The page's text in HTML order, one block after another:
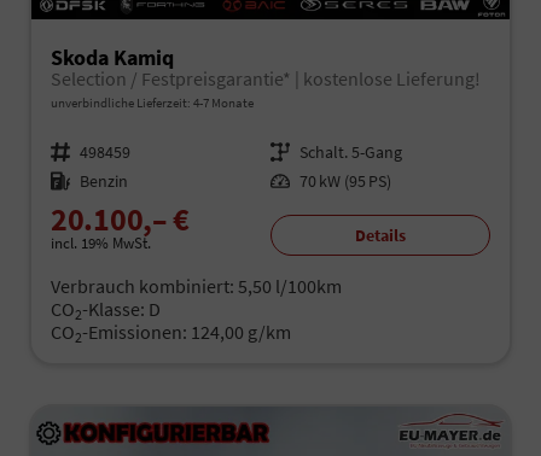
Skoda Kamiq
Selection / Festpreisgarantie* | kostenlose Lieferung!
unverbindliche Lieferzeit: 4-7 Monate
Fahrzeugnr. 498459 Getriebe Schalt. 5-Gang
Kraftstoff Benzin Leistung 70 kW (95 PS)
20.100,– €
incl. 19% MwSt. Details
Verbrauch kombiniert: 5,50 l/100km
CO2-Klasse: D
CO2-Emissionen: 124,00 g/km